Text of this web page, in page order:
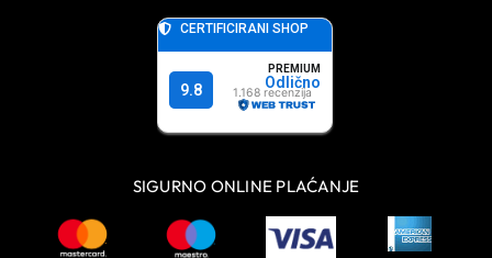
SIGURNO ONLINE PLAĆANJE